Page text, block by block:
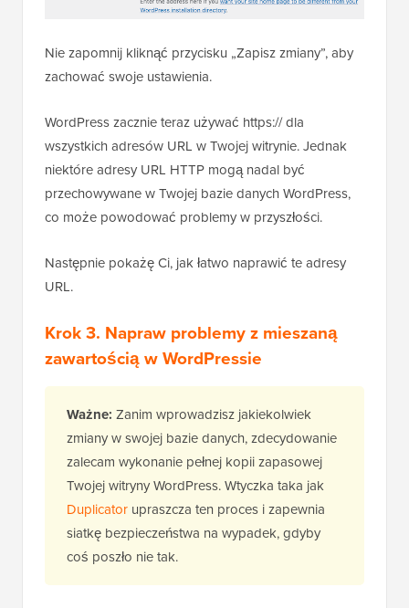
Nie zapomnij kliknąć przycisku „Zapisz zmiany”, aby
zachować swoje ustawienia.
WordPress zacznie teraz używać https:// dla
wszystkich adresów URL w Twojej witrynie. Jednak
niektóre adresy URL HTTP mogą nadal być
przechowywane w Twojej bazie danych WordPress,
co może powodować problemy w przyszłości.
Następnie pokażę Ci, jak łatwo naprawić te adresy
URL.
Krok 3. Napraw problemy z mieszaną
zawartością w WordPressie
Ważne: Zanim wprowadzisz jakiekolwiek
zmiany w swojej bazie danych, zdecydowanie
zalecam wykonanie pełnej kopii zapasowej
Twojej witryny WordPress. Wtyczka taka jak
Duplicator upraszcza ten proces i zapewnia
siatkę bezpieczeństwa na wypadek, gdyby
coś poszło nie tak.